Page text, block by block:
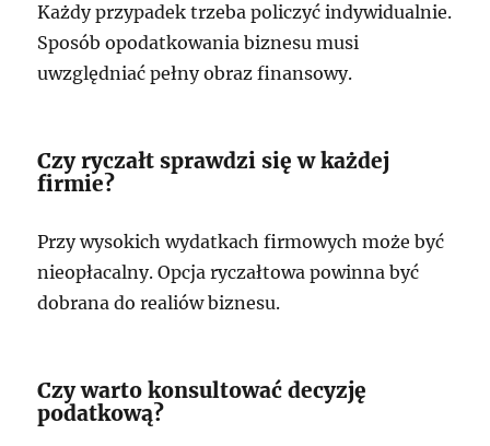
Każdy przypadek trzeba policzyć indywidualnie.
Sposób opodatkowania biznesu musi
uwzględniać pełny obraz finansowy.
Czy ryczałt sprawdzi się w każdej
firmie?
Przy wysokich wydatkach firmowych może być
nieopłacalny. Opcja ryczałtowa powinna być
dobrana do realiów biznesu.
Czy warto konsultować decyzję
podatkową?